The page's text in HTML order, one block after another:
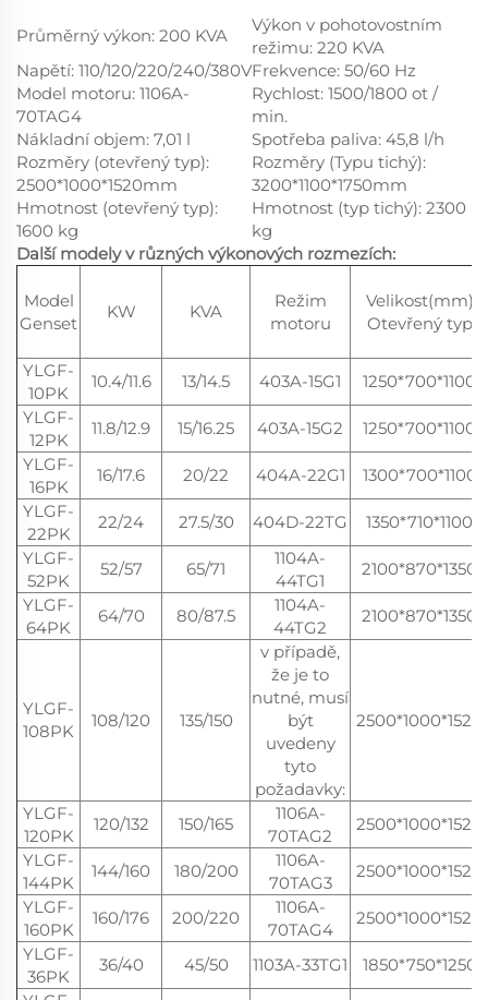
Průměrný výkon: 200 KVA
Výkon v pohotovostním
režimu: 220 KVA
Napětí: 110/120/220/240/380VFrekvence: 50/60 Hz
Model motoru: 1106A-
70TAG4
Rychlost: 1500/1800 ot /
min.
Nákladní objem: 7,01 l
Spotřeba paliva: 45,8 l/h
Rozměry (otevřený typ):
2500*1000*1520mm
Rozměry (Typu tichý):
3200*1100*1750mm
Hmotnost (otevřený typ):
1600 kg
Hmotnost (typ tichý): 2300
kg
Další modely v různých výkonových rozmezích:
Model
Genset
KW KVA
Režim
motoru
Velikost(mm)
Otevřený typ
YLGF-
10PK
10.4/11.6 13/14.5 403A-15G1
1250*700*1100
YLGF-
12PK
11.8/12.9 15/16.25 403A-15G2
1250*700*1100
YLGF-
16PK
16/17.6 20/22 404A-22G1
1300*700*1100
YLGF-
22PK
22/24 27.5/30 404D-22TG
1350*710*1100
YLGF-
52PK
52/57 65/71
1104A-
44TG1
2100*870*1350
YLGF-
64PK
64/70 80/87.5
1104A-
44TG2
2100*870*1350
YLGF-
108PK
108/120 135/150
v případě,
že je to
nutné, musí
být
uvedeny
tyto
požadavky:
2500*1000*1520
YLGF-
120PK
120/132 150/165
1106A-
70TAG2
2500*1000*1520
YLGF-
144PK
144/160 180/200
1106A-
70TAG3
2500*1000*1520
YLGF-
160PK
160/176 200/220
1106A-
70TAG4
2500*1000*1520
YLGF-
36PK
36/40 45/50 1103A-33TG1
1850*750*1250